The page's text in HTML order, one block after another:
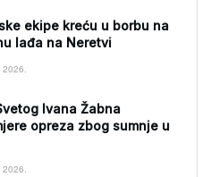
ekipe kreću u borbu na
lađa na Neretvi
2026.
Ivana Žabna
opreza zbog sumnje u
2026.